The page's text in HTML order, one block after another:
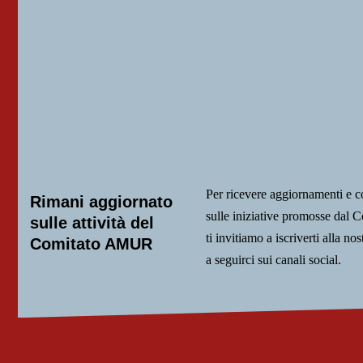
Rimani aggiornato
sulle attività del
Comitato AMUR
Per ricevere aggiornamenti e
sulle iniziative promosse dal
ti invitiamo a iscriverti alla
a seguirci sui canali social.